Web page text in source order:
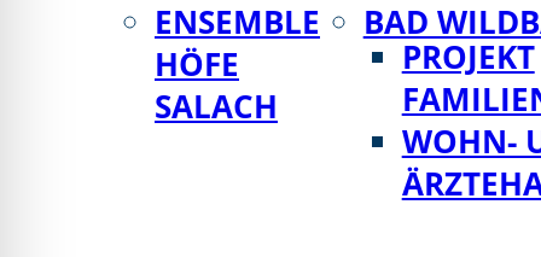
ENSEMBLE
HÖFE
SALACH
BAD
PROJEKT
WOHN-
sicherer Modus